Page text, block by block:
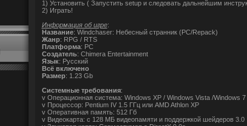
1) Установить ( Запустить setup и следовать дальнейшим
2) Играть!
Информация об игре:
Название: Windchaser: Небесный странник (PC/Repack)
Жанр: RPG / RTS
Платформа: PC
Создатель: Chimera Entertainment
Язык: Русский
Всё включено
Размер: 1.23 Gb
Cистемные требования:
v Операционная система: Windows XP / Windows Vista /Windows 7
v Процессор: Pentium IV 1.5 ГГц или AMD Athlon XP
v Оперативная память: 512 Гб
v Видеокарта: с 128 МБ видеопамяти и поддержкой шейдеров 3.0